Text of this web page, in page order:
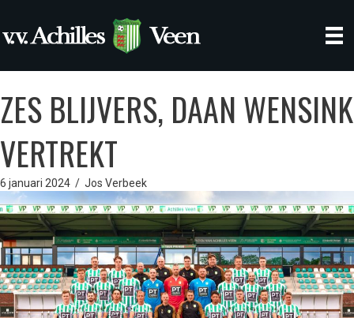
ZES BLIJVERS, DAAN WENSINK
VERTREKT
6 januari 2024 / Jos Verbeek